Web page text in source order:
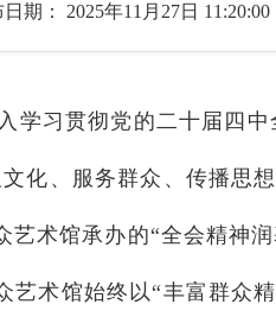
日期： 2025年11月27日 11:20:00
学习贯彻党的二十届四
化、服务群众、传播思
艺术馆承办的“全会精神
艺术馆始终以“丰富群众